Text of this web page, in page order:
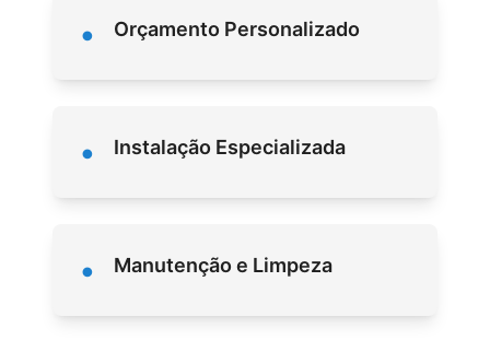
• Orçamento Personalizado
• Instalação Especializada
• Manutenção e Limpeza